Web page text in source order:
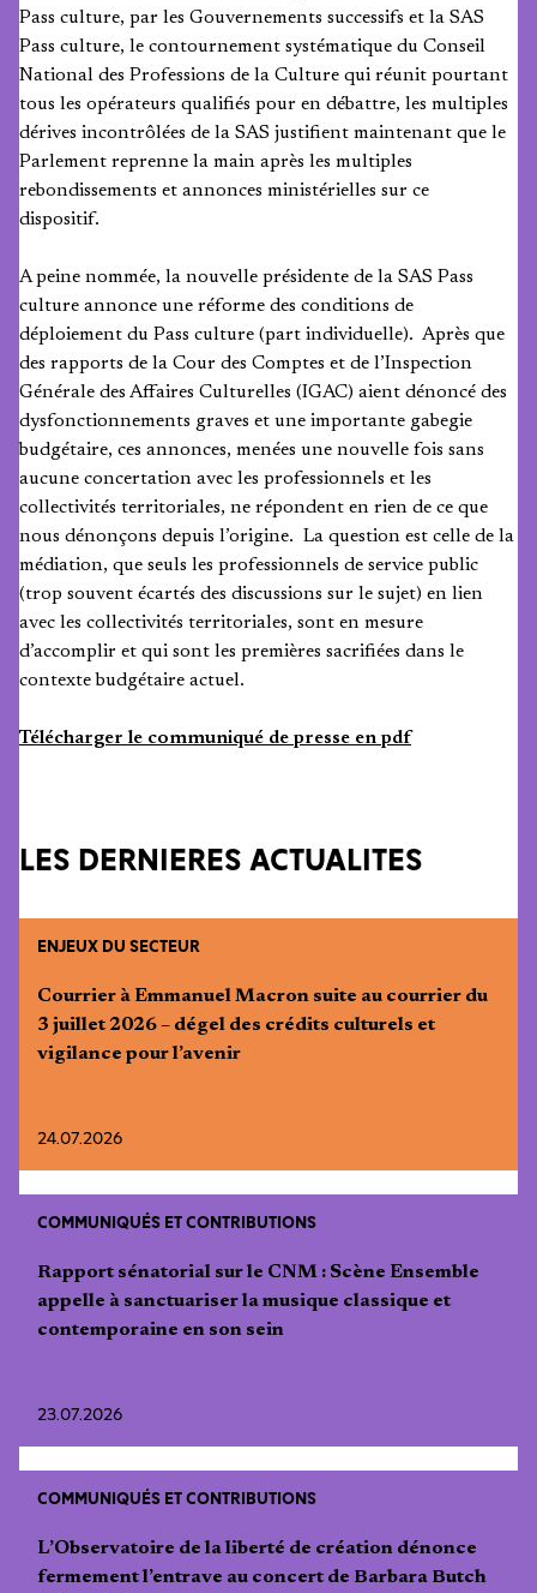
Pass culture, par les Gouvernements successifs et la SAS
Pass culture, le contournement systématique du Conseil
National des Professions de la Culture qui réunit pourtant
tous les opérateurs qualifiés pour en débattre, les multiples
dérives incontrôlées de la SAS justifient maintenant que le
Parlement reprenne la main après les multiples
rebondissements et annonces ministérielles sur ce
dispositif.
A peine nommée, la nouvelle présidente de la SAS Pass
culture annonce une réforme des conditions de
déploiement du Pass culture (part individuelle). Après que
des rapports de la Cour des Comptes et de l’Inspection
Générale des Affaires Culturelles (IGAC) aient dénoncé des
dysfonctionnements graves et une importante gabegie
budgétaire, ces annonces, menées une nouvelle fois sans
aucune concertation avec les professionnels et les
collectivités territoriales, ne répondent en rien de ce que
nous dénonçons depuis l’origine. La question est celle de la
médiation, que seuls les professionnels de service public
(trop souvent écartés des discussions sur le sujet) en lien
avec les collectivités territoriales, sont en mesure
d’accomplir et qui sont les premières sacrifiées dans le
contexte budgétaire actuel.
Télécharger le communiqué de presse en pdf
LES DERNIÈRES ACTUALITÉS
ENJEUX DU SECTEUR
Courrier à Emmanuel Macron suite au courrier du
3 juillet 2026 – dégel des crédits culturels et
vigilance pour l’avenir
24.07.2026
COMMUNIQUÉS ET CONTRIBUTIONS
Rapport sénatorial sur le CNM : Scène Ensemble
appelle à sanctuariser la musique classique et
contemporaine en son sein
23.07.2026
COMMUNIQUÉS ET CONTRIBUTIONS
L’Observatoire de la liberté de création dénonce
fermement l’entrave au concert de Barbara Butch